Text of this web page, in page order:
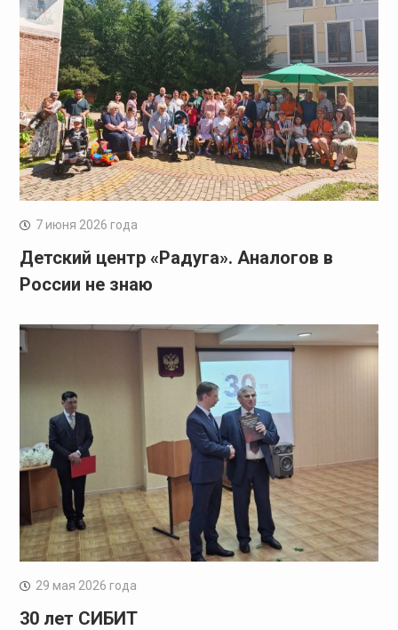
7 июня 2026 года
Детский центр «Радуга». Аналогов в
России не знаю
29 мая 2026 года
30 лет СИБИТ